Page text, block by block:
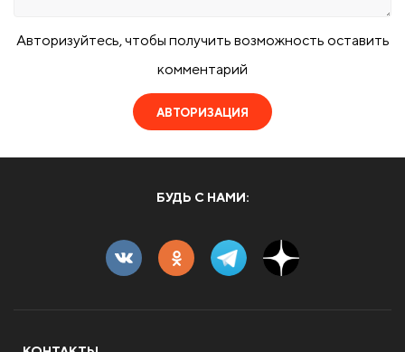
Авторизуйтесь, чтобы получить возможность оставить
комментарий
АВТОРИЗАЦИЯ
БУДЬ С НАМИ: